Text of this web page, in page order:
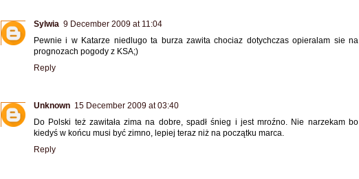
Sylwia 9 December 2009 at 11:04
Pewnie i w Katarze niedlugo ta burza zawita chociaz dotychczas opieralam sie na
prognozach pogody z KSA;)
Reply
Unknown 15 December 2009 at 03:40
Do Polski też zawitała zima na dobre, spadł śnieg i jest mroźno. Nie narzekam bo
kiedyś w końcu musi być zimno, lepiej teraz niż na początku marca.
Reply